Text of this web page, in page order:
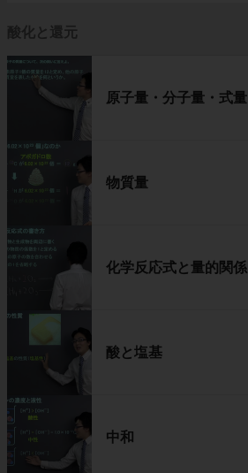
酸化と還元
原子量・分子量・式量
物質量
化学反応式と量的関係
酸と塩基
中和